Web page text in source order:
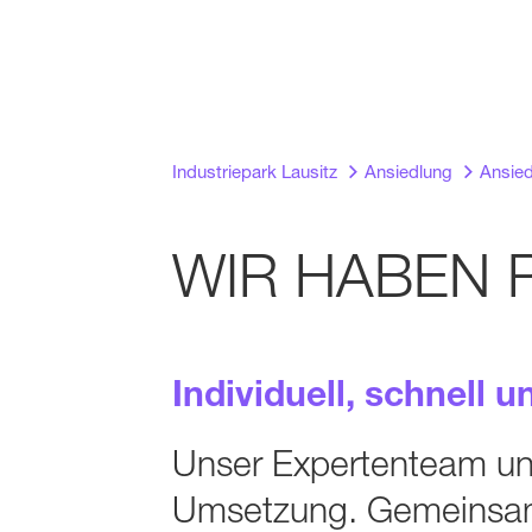
Industriepark Lausitz Ansiedlung
WIR HABEN
Individuell, schnell
Unser Expertenteam
Umsetzung.